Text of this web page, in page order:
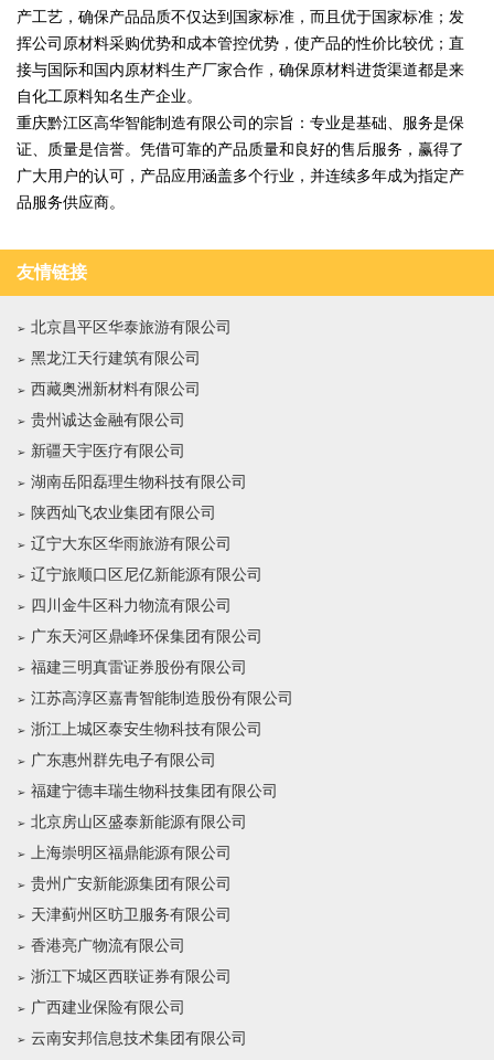
产工艺，确保产品品质不仅达到国家标准，而且优于国家标准；发
挥公司原材料采购优势和成本管控优势，使产品的性价比较优；直
接与国际和国内原材料生产厂家合作，确保原材料进货渠道都是来
自化工原料知名生产企业。
重庆黔江区高华智能制造有限公司的宗旨：专业是基础、服务是保
证、质量是信誉。凭借可靠的产品质量和良好的售后服务，赢得了
广大用户的认可，产品应用涵盖多个行业，并连续多年成为指定产
品服务供应商。
友情链接
北京昌平区华泰旅游有限公司
黑龙江天行建筑有限公司
西藏奥洲新材料有限公司
贵州诚达金融有限公司
新疆天宇医疗有限公司
湖南岳阳磊理生物科技有限公司
陕西灿飞农业集团有限公司
辽宁大东区华雨旅游有限公司
辽宁旅顺口区尼亿新能源有限公司
四川金牛区科力物流有限公司
广东天河区鼎峰环保集团有限公司
福建三明真雷证券股份有限公司
江苏高淳区嘉青智能制造股份有限公司
浙江上城区泰安生物科技有限公司
广东惠州群先电子有限公司
福建宁德丰瑞生物科技集团有限公司
北京房山区盛泰新能源有限公司
上海崇明区福鼎能源有限公司
贵州广安新能源集团有限公司
天津蓟州区昉卫服务有限公司
香港亮广物流有限公司
浙江下城区西联证券有限公司
广西建业保险有限公司
云南安邦信息技术集团有限公司